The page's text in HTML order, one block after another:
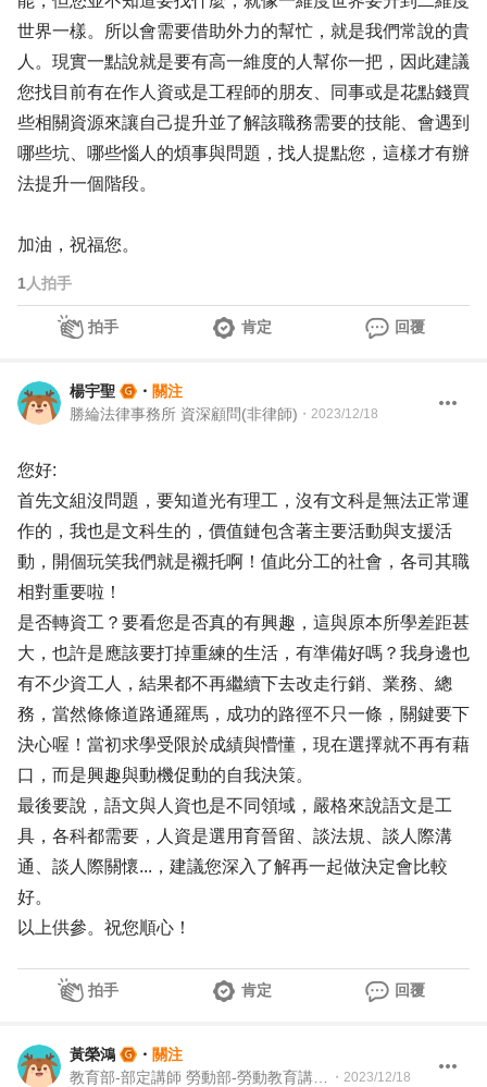
世界一樣。所以會需要借助外力的幫忙，就是我們常說的貴
人。現實一點說就是要有高一維度的人幫你一把，因此建議
您找目前有在作人資或是工程師的朋友、同事或是花點錢買
些相關資源來讓自己提升並了解該職務需要的技能、會遇到
哪些坑、哪些惱人的煩事與問題，找人提點您，這樣才有辦
法提升一個階段。
加油，祝福您。
1 人拍手
拍手 肯定 回覆
楊宇聖 ・ 關注
勝綸法律事務所 資深顧問(非律師) ・ 2023/12/18
您好:
首先文組沒問題，要知道光有理工，沒有文科是無法正常運
作的，我也是文科生的，價值鏈包含著主要活動與支援活
動，開個玩笑我們就是襯托啊！值此分工的社會，各司其職
相對重要啦！
是否轉資工？要看您是否真的有興趣，這與原本所學差距甚
大，也許是應該要打掉重練的生活，有準備好嗎？我身邊也
有不少資工人，結果都不再繼續下去改走行銷、業務、總
務，當然條條道路通羅馬，成功的路徑不只一條，關鍵要下
決心喔！當初求學受限於成績與懵懂，現在選擇就不再有藉
口，而是興趣與動機促動的自我決策。
最後要說，語文與人資也是不同領域，嚴格來說語文是工
具，各科都需要，人資是選用育晉留、談法規、談人際溝
通、談人際關懷...，建議您深入了解再一起做決定會比較
好。
以上供參。祝您順心！
拍手 肯定 回覆
黃榮鴻 ・ 關注
・ 2023/12/18